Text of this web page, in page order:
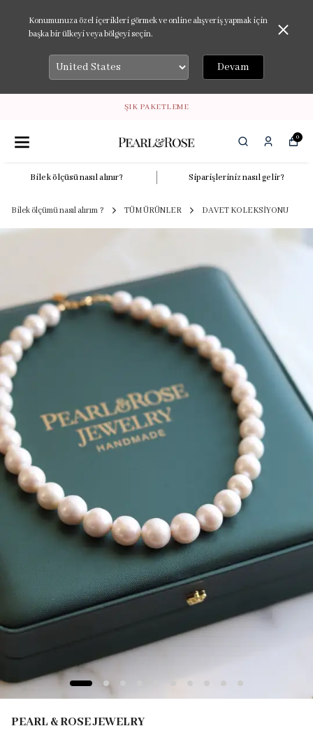
Konumunuza özel içerikleri görmek ve online alışveriş yapmak için
başka bir ülkeyi veya bölgeyi seçin.
Devam
ŞIK PAKETLEME
0
Bilek ölçüsü nasıl alınır? Siparişleriniz nasıl gelir?
Bilek ölçümü nasıl alırım ? TÜM ÜRÜNLER DAVET KOLEKSİYONU
PEARL & ROSE JEWELRY